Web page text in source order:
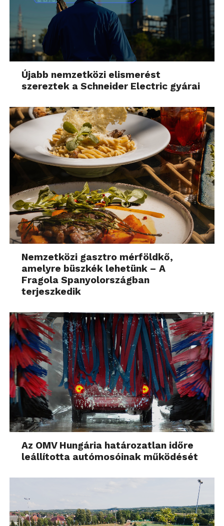
Újabb nemzetközi elismerést
szereztek a Schneider Electric gyárai
Nemzetközi gasztro mérföldkő,
amelyre büszkék lehetünk – A
Fragola Spanyolországban
terjeszkedik
Az OMV Hungária határozatlan időre
leállította autómosóinak működését